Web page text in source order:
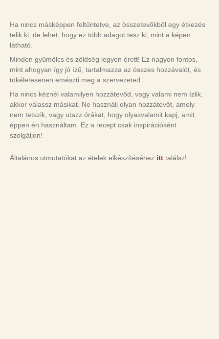
Ha nincs másképpen feltűntetve, az összetevőkből egy étkezés
telik ki, de lehet, hogy ez több adagot tesz ki, mint a képen
látható.
Minden gyümölcs és zöldség legyen érett! Ez nagyon fontos,
mint ahogyan így jó ízű, tartalmazza az összes hozzávalót, és
tökéletesenen emészti meg a szervezeted.
Ha nincs kéznél valamilyen hozzátevőd, vagy valami nem ízlik,
akkor válassz másikat. Ne használj olyan hozzátevőt, amely
nem tetszik, vagy utazz órákat, hogy olyasvalamit kapj, amit
éppen én használtam. Ez a recept csak inspirációként
szolgáljon!
Általános utmutatókat az ételek elkészítéséhez itt találsz!